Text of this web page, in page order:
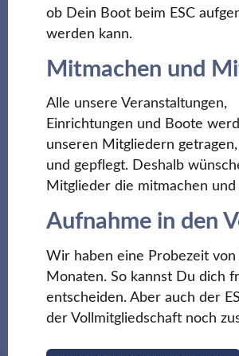
ob Dein Boot beim ESC
werden kann.
Mitmachen und
Alle unsere Veranstaltungen,
Einrichtungen und Boote
unseren Mitgliedern
und gepflegt. Deshalb
Mitglieder die mitmachen und
Aufnahme in den
Wir haben eine Probezeit von
Monaten. So kannst Du dich
entscheiden. Aber auch der
der Vollmitgliedschaft noch